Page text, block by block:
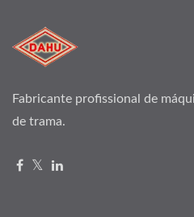
Fabricante profissional de
de trama.